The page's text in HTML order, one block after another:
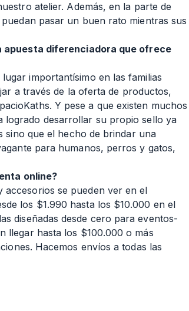
atelier. Además, en la parte de
pasar un buen rato mientras sus
apuesta diferenciadora que ofrece
importantísimo en las familias
a través de la oferta de productos,
Y pese a que existen muchos
logrado desarrollar su propio sello ya
sino que el hecho de brindar una
para humanos, perros y gatos,
online?
se pueden ver en el
los $1.990 hasta los $10.000 en el
diseñadas desde cero para eventos-
llegar hasta los $100.000 o más
Hacemos envíos a todas las